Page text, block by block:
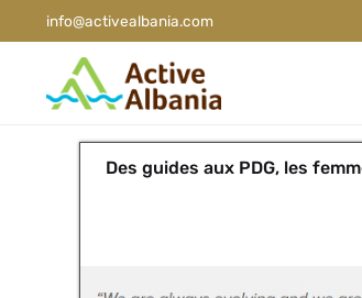
info@activealbania.com
Des guides aux PDG, les